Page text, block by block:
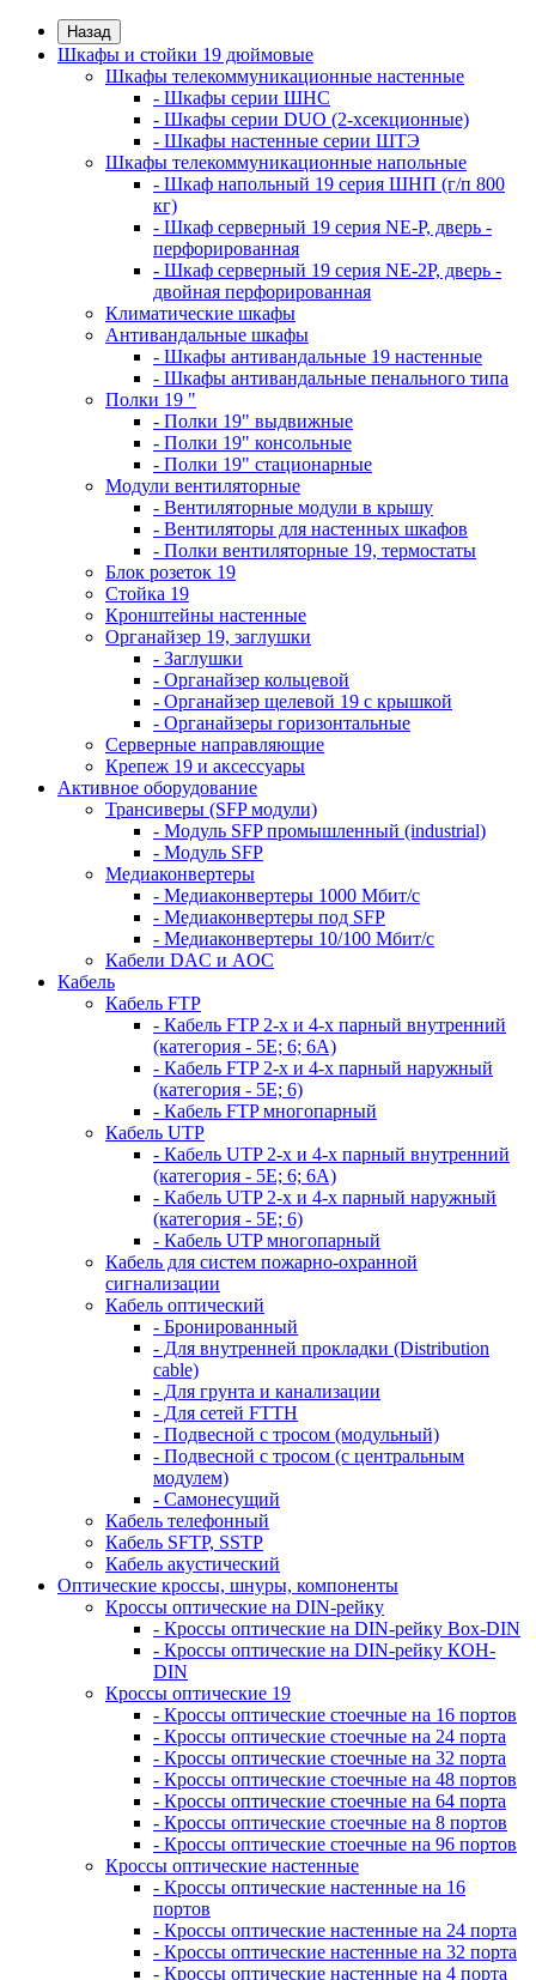
Назад
Шкафы и стойки 19 дюймовые
Шкафы телекоммуникационные настенные
- Шкафы серии ШНС
- Шкафы серии DUO (2-хсекционные)
- Шкафы настенные серии ШТЭ
Шкафы телекоммуникационные напольные
- Шкаф напольный 19 серия ШНП (г/п 800
кг)
- Шкаф серверный 19 серия NE-P, дверь -
перфорированная
- Шкаф серверный 19 серия NE-2P, дверь -
двойная перфорированная
Климатические шкафы
Антивандальные шкафы
- Шкафы антивандальные 19 настенные
- Шкафы антивандальные пенального типа
Полки 19 "
- Полки 19" выдвижные
- Полки 19" консольные
- Полки 19" стационарные
Модули вентиляторные
- Вентиляторные модули в крышу
- Вентиляторы для настенных шкафов
- Полки вентиляторные 19, термостаты
Блок розеток 19
Стойка 19
Кронштейны настенные
Органайзер 19, заглушки
- Заглушки
- Органайзер кольцевой
- Органайзер щелевой 19 с крышкой
- Органайзеры горизонтальные
Серверные направляющие
Крепеж 19 и аксессуары
Активное оборудование
Трансиверы (SFP модули)
- Модуль SFP промышленный (industrial)
- Модуль SFP
Медиаконвертеры
- Медиаконвертеры 1000 Мбит/с
- Медиаконвертеры под SFP
- Медиаконвертеры 10/100 Мбит/с
Кабели DAC и AOC
Кабель
Кабель FTP
- Кабель FTP 2-х и 4-х парный внутренний
(категория - 5Е; 6; 6А)
- Кабель FTP 2-х и 4-х парный наружный
(категория - 5Е; 6)
- Кабель FTP многопарный
Кабель UTP
- Кабель UTP 2-х и 4-х парный внутренний
(категория - 5Е; 6; 6А)
- Кабель UTP 2-х и 4-х парный наружный
(категория - 5Е; 6)
- Кабель UTP многопарный
Кабель для систем пожарно-охранной
сигнализации
Кабель оптический
- Бронированный
- Для внутренней прокладки (Distribution
cable)
- Для грунта и канализации
- Для сетей FTTH
- Подвесной с тросом (модульный)
- Подвесной с тросом (с центральным
модулем)
- Самонесущий
Кабель телефонный
Кабель SFTP, SSTP
Кабель акустический
Оптические кроссы, шнуры, компоненты
Кроссы оптические на DIN-рейку
- Кроссы оптические на DIN-рейку Box-DIN
- Кроссы оптические на DIN-рейку КОН-
DIN
Кроссы оптические 19
- Кроссы оптические стоечные на 16 портов
- Кроссы оптические стоечные на 24 порта
- Кроссы оптические стоечные на 32 порта
- Кроссы оптические стоечные на 48 портов
- Кроссы оптические стоечные на 64 порта
- Кроссы оптические стоечные на 8 портов
- Кроссы оптические стоечные на 96 портов
Кроссы оптические настенные
- Кроссы оптические настенные на 16
портов
- Кроссы оптические настенные на 24 порта
- Кроссы оптические настенные на 32 порта
- Кроссы оптические настенные на 4 порта